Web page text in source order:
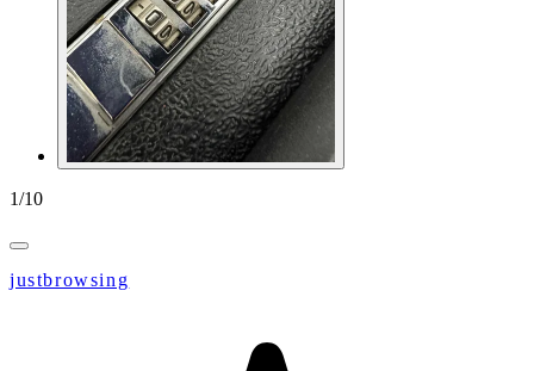
1/10
justbrowsing